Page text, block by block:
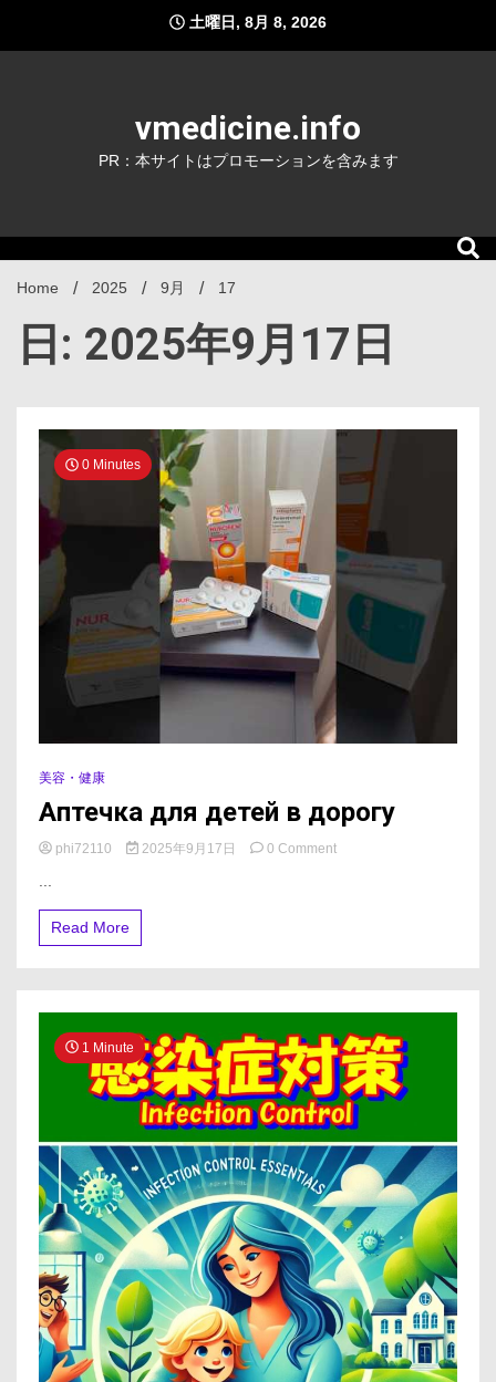
content
土曜日, 8月 8, 2026
vmedicine.info
PR：本サイトはプロモーションを含みます
Home 2025 9月 17
日: 2025年9月17日
0 Minutes
美容・健康
Аптечка для детей в дорогу
phi72110 2025年9月17日 0 Commenton
Read More
1 Minute